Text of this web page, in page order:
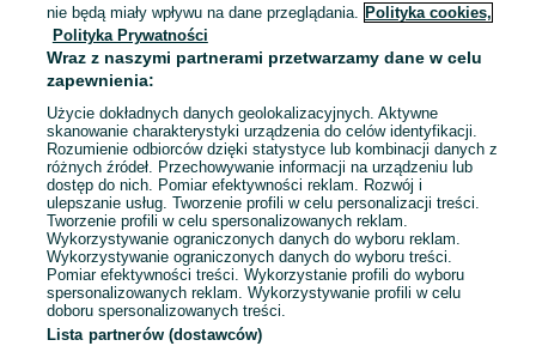
Bielsko-Biała
Pas lędźwiowo–krzyżowy Oppo XL
95 zł
101,83 zł z Pakietem Ochronnym
Suszec
08 lipca 2026
nie będą miały wpływu na dane przeglądania. Polityka cookies,
Polityka Prywatności
Wraz z naszymi partnerami przetwarzamy dane w celu
zapewnienia:
Użycie dokładnych danych geolokalizacyjnych. Aktywne
skanowanie charakterystyki urządzenia do celów identyfikacji.
Rozumienie odbiorców dzięki statystyce lub kombinacji danych z
różnych źródeł. Przechowywanie informacji na urządzeniu lub
dostęp do nich. Pomiar efektywności reklam. Rozwój i
ulepszanie usług. Tworzenie profili w celu personalizacji treści.
Tworzenie profili w celu spersonalizowanych reklam.
Wykorzystywanie ograniczonych danych do wyboru reklam.
Wykorzystywanie ograniczonych danych do wyboru treści.
Pomiar efektywności treści. Wykorzystanie profili do wyboru
spersonalizowanych reklam. Wykorzystywanie profili w celu
doboru spersonalizowanych treści.
Lista partnerów (dostawców)